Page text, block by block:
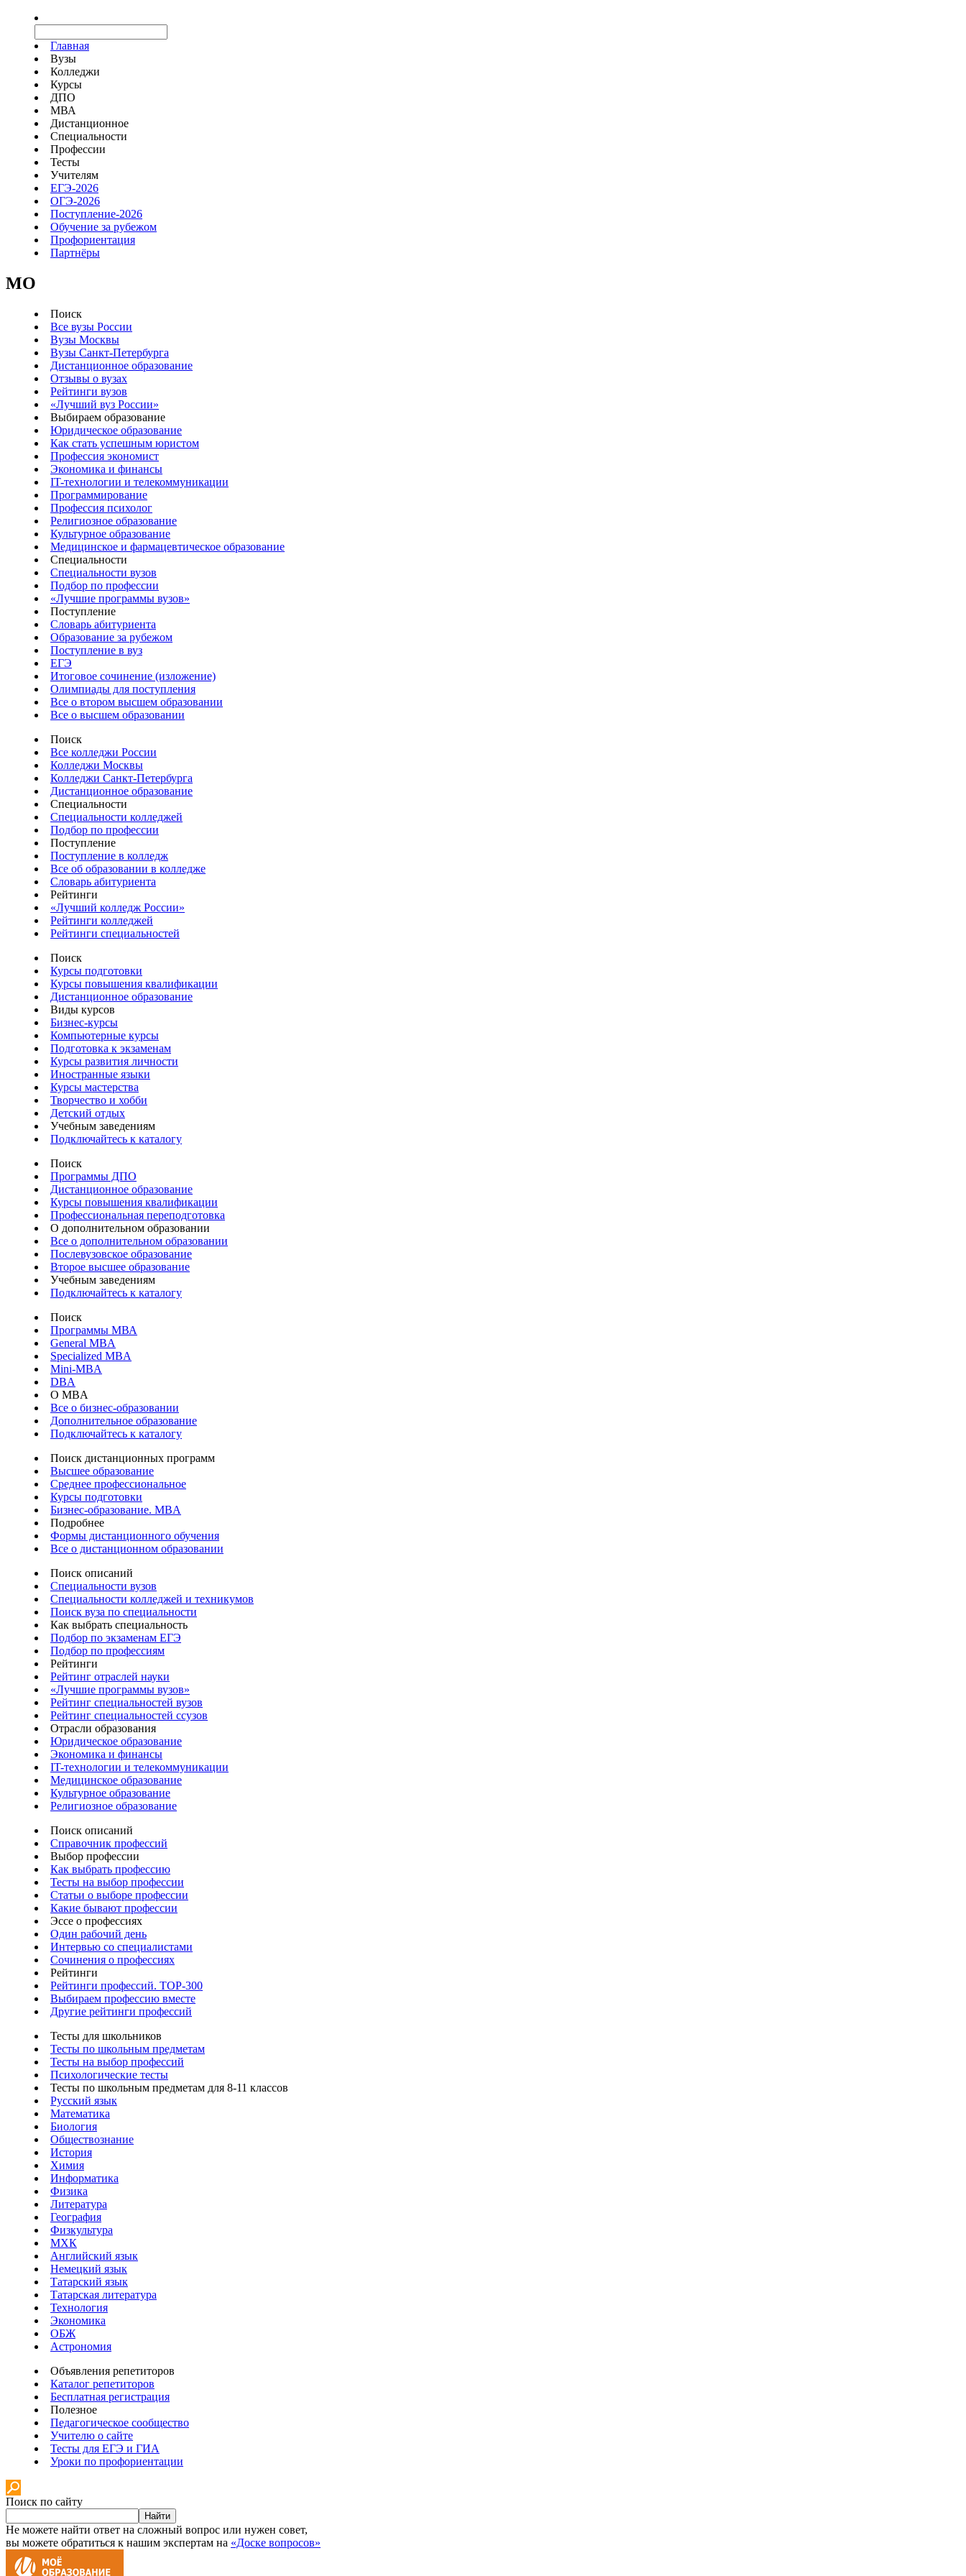
Главная
Вузы
Колледжи
Курсы
ДПО
МВА
Дистанционное
Специальности
Профессии
Тесты
Учителям
ЕГЭ-2026
ОГЭ-2026
Поступление-2026
Обучение за рубежом
Профориентация
Партнёры
MO
Поиск
Все вузы России
Вузы Москвы
Вузы Санкт-Петербурга
Дистанционное образование
Отзывы о вузах
Рейтинги вузов
«Лучший вуз России»
Выбираем образование
Юридическое образование
Как стать успешным юристом
Профессия экономист
Экономика и финансы
IT-технологии и телекоммуникации
Программирование
Профессия психолог
Религиозное образование
Культурное образование
Медицинское и фармацевтическое образование
Специальности
Специальности вузов
Подбор по профессии
«Лучшие программы вузов»
Поступление
Словарь абитуриента
Образование за рубежом
Поступление в вуз
ЕГЭ
Итоговое сочинение (изложение)
Олимпиады для поступления
Все о втором высшем образовании
Все о высшем образовании
Поиск
Все колледжи России
Колледжи Москвы
Колледжи Санкт-Петербурга
Дистанционное образование
Специальности
Специальности колледжей
Подбор по профессии
Поступление
Поступление в колледж
Все об образовании в колледже
Словарь абитуриента
Рейтинги
«Лучший колледж России»
Рейтинги колледжей
Рейтинги специальностей
Поиск
Курсы подготовки
Курсы повышения квалификации
Дистанционное образование
Виды курсов
Бизнес-курсы
Компьютерные курсы
Подготовка к экзаменам
Курсы развития личности
Иностранные языки
Курсы мастерства
Творчество и хобби
Детский отдых
Учебным заведениям
Подключайтесь к каталогу
Поиск
Программы ДПО
Дистанционное образование
Курсы повышения квалификации
Профессиональная переподготовка
О дополнительном образовании
Все о дополнительном образовании
Послевузовское образование
Второе высшее образование
Учебным заведениям
Подключайтесь к каталогу
Поиск
Программы МВА
General MBA
Specialized MBA
Mini-MBA
DBA
О MBA
Все о бизнес-образовании
Дополнительное образование
Подключайтесь к каталогу
Поиск дистанционных программ
Высшее образование
Среднее профессиональное
Курсы подготовки
Бизнес-образование. MBA
Подробнее
Формы дистанционного обучения
Все о дистанционном образовании
Поиск описаний
Специальности вузов
Специальности колледжей и техникумов
Поиск вуза по специальности
Как выбрать специальность
Подбор по экзаменам ЕГЭ
Подбор по профессиям
Рейтинги
Рейтинг отраслей науки
«Лучшие программы вузов»
Рейтинг специальностей вузов
Рейтинг специальностей ссузов
Отрасли образования
Юридическое образование
Экономика и финансы
IT-технологии и телекоммуникации
Медицинское образование
Культурное образование
Религиозное образование
Поиск описаний
Справочник профессий
Выбор профессии
Как выбрать профессию
Тесты на выбор профессии
Статьи о выборе профессии
Какие бывают профессии
Эссе о профессиях
Один рабочий день
Интервью со специалистами
Сочинения о профессиях
Рейтинги
Рейтинги профессий. TOP-300
Выбираем профессию вместе
Другие рейтинги профессий
Тесты для школьников
Тесты по школьным предметам
Тесты на выбор профессий
Психологические тесты
Тесты по школьным предметам для 8-11 классов
Русский язык
Математика
Биология
Обществознание
История
Химия
Информатика
Физика
Литература
География
Физкультура
МХК
Английский язык
Немецкий язык
Татарский язык
Татарская литература
Технология
Экономика
ОБЖ
Астрономия
Объявления репетиторов
Каталог репетиторов
Бесплатная регистрация
Полезное
Педагогическое сообщество
Учителю о сайте
Тесты для ЕГЭ и ГИА
Уроки по профориентации
Поиск по сайту
Найти
Не можете найти ответ на сложный вопрос или нужен совет,
вы можете обратиться к нашим экспертам на «Доске вопросов»